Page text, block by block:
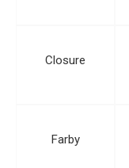
Closure
Farby